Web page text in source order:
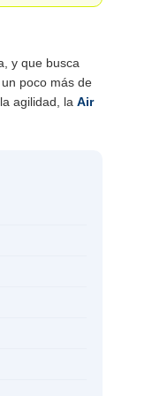
y que busca
poco más de
agilidad, la Air